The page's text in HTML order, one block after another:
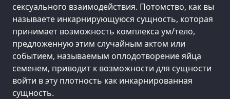
сексуального взаимодействия. Потомство, как вы
называете инкарнирующуюся сущность, которая
принимает возможность комплекса ум/тело,
предложенную этим случайным актом или
событием, называемым оплодотворение яйца
семенем, приводит к возможности для сущности
войти в эту плотность как инкарнированная
сущность.